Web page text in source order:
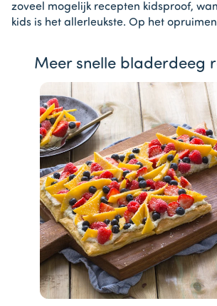
zoveel mogelijk recepten kidsproof,
kids is het allerleukste. Op het
Meer snelle bladerdeeg